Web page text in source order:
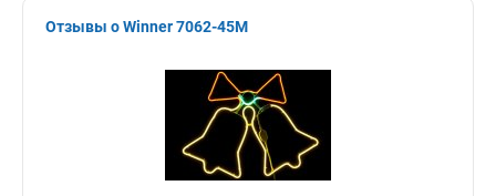
Отзывы о Winner 7062-45M